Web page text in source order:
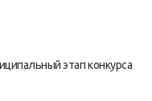
этап конкурса